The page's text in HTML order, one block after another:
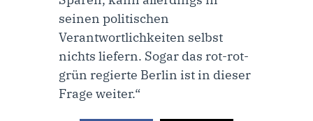
seinen politischen
Verantwortlichkeiten selbst
nichts liefern. Sogar das rot-rot-
grün regierte Berlin ist in dieser
Frage weiter.“